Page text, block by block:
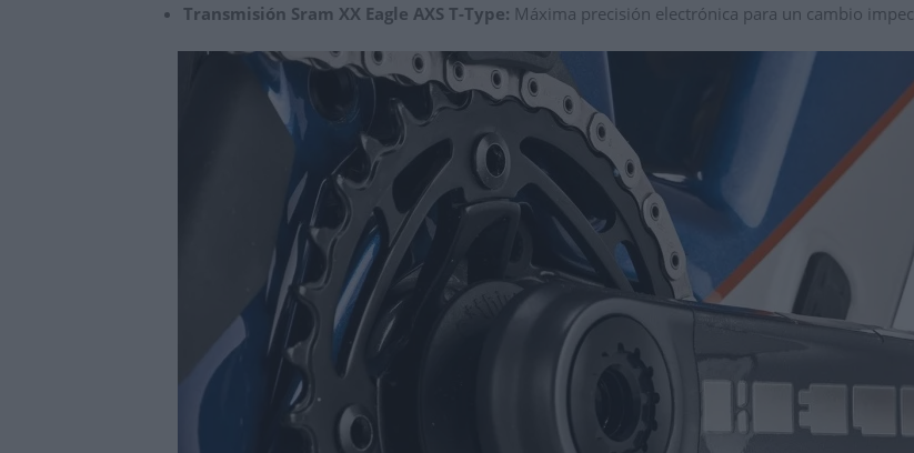
Transmisión Sram XX Eagle AXS T-Type: Máxima precisión electrónica para un cambio